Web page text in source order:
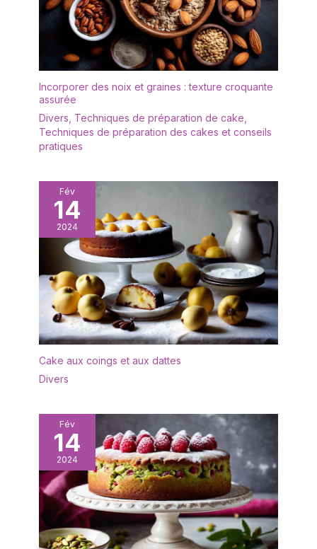
chocolat.
le vin chaud, le thé au lait, le lait de soja, le jus de maïs et
plus encore. Le système d’agitation spiralé crée des
boissons lisses et sans grumeaux, en faisant le choix idéal
pour les cafés, les hôtels, les cantines, les restaurants, les
boutiques de petit-déjeuner et l’utilisation domestique.
Incorporer des noix et graines : texture croquante
assurée
Divers Techniques de préparation de cake
Techniques de préparation des cakes et conseils
pratiques
Fév
14
2024
Cake aux coings et aux dattes
Divers
Fév
14
2024